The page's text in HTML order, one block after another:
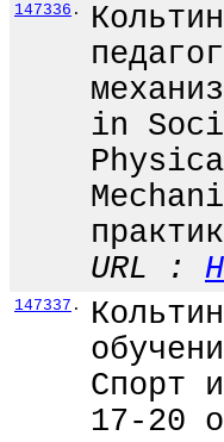
147336 .
in
URL :
147337 .
Спорт
17-20